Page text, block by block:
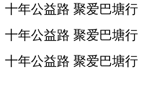
十年公益路 聚爱巴塘行
十年公益路 聚爱巴塘行
十年公益路 聚爱巴塘行